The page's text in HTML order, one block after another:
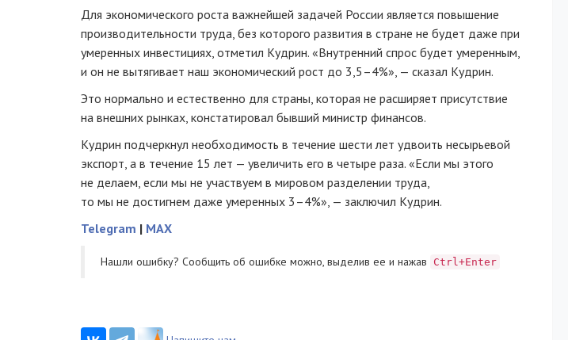
Для экономического роста важнейшей задачей России является повышение
производительности труда, без которого развития в стране не будет даже при
умеренных инвестициях, отметил Кудрин. «Внутренний спрос будет умеренным,
и он не вытягивает наш экономический рост до 3,5–4%», — сказал Кудрин.
Это нормально и естественно для страны, которая не расширяет присутствие
на внешних рынках, констатировал бывший министр финансов.
Кудрин подчеркнул необходимость в течение шести лет удвоить несырьевой
экспорт, а в течение 15 лет — увеличить его в четыре раза. «Если мы этого
не делаем, если мы не участвуем в мировом разделении труда,
то мы не достигнем даже умеренных 3–4%», — заключил Кудрин.
Telegram | MAX
Нашли ошибку? Cообщить об ошибке можно, выделив ее и нажав Ctrl+Enter